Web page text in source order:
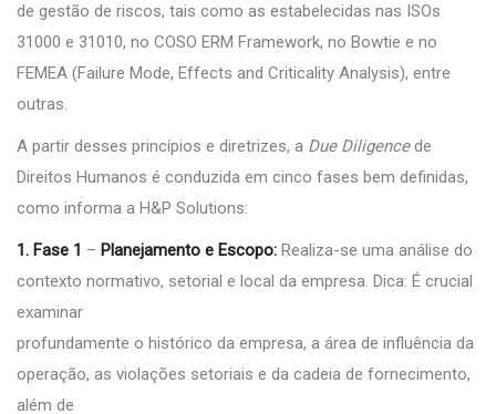
de gestão de riscos, tais como as estabelecidas nas ISOs
31000 e 31010, no COSO ERM Framework, no Bowtie e no
FEMEA (Failure Mode, Effects and Criticality Analysis), entre
outras.
A partir desses princípios e diretrizes, a Due Diligencede
Direitos Humanos é conduzida em cinco fases bem definidas,
como informa a H&P Solutions:
1. Fase 1 – Planejamento e Escopo: Realiza-se uma análise do
contexto normativo, setorial e local da empresa. Dica: É crucial
examinar
profundamente o histórico da empresa, a área de influência da
operação, as violações setoriais e da cadeia de fornecimento,
além de